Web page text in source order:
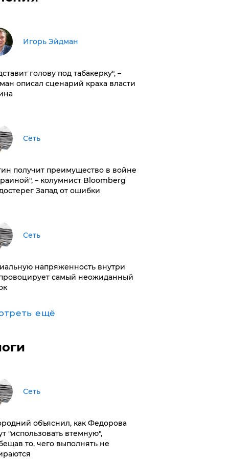
Игорь Эйдман
голову под табакерку", –
описал сценарий краха власти
Сеть
получит преимущество в войне
– колумнист Bloomberg
Запад от ошибки
Сеть
напряженность внутри
самый неожиданный
ещё
Сеть
объяснил, как Федорова
"использовать втемную",
то, чего выполнять не